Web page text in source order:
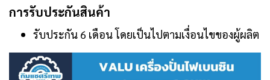
การรับประกันสินค้า
รับประกัน 6 เดือน โดยเป็นไปตามเงื่อนไขของผู้ผลิต